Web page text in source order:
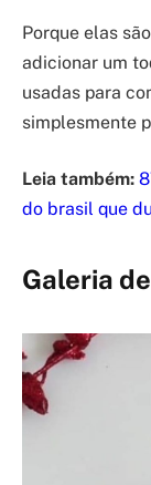
Porque elas
adicionar um
usadas para
simplesmente
Leia também:
do brasil que
Galeria